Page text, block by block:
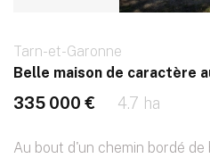
Tarn-et-Garonne
Belle maison de caractère
335 000 € 4.7 ha
Au bout d'un chemin bordé de